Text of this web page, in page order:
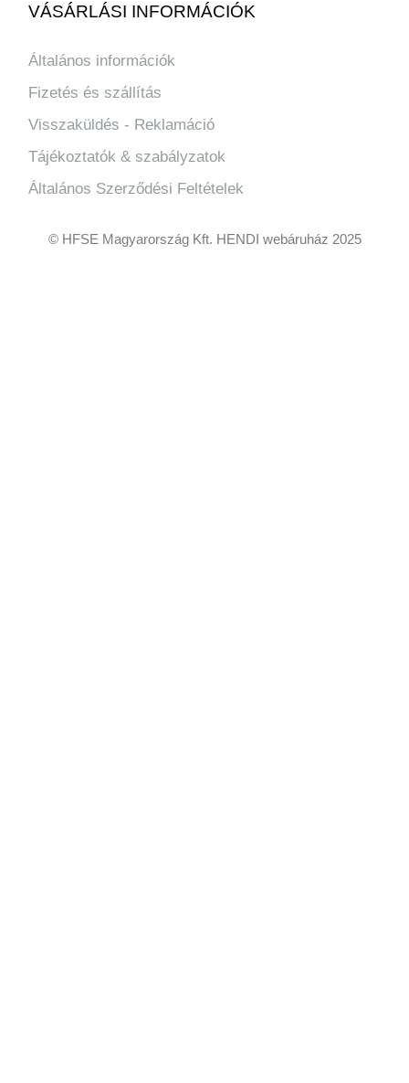
VÁSÁRLÁSI INFORMÁCIÓK
Általános információk
Fizetés és szállítás
Visszaküldés - Reklamáció
Tájékoztatók & szabályzatok
Általános Szerződési Feltételek
© HFSE Magyarország Kft. HENDI webáruház 2025